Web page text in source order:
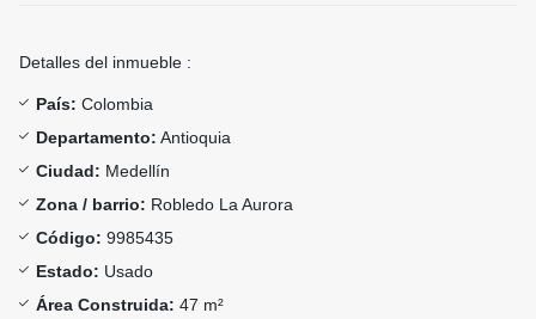
Detalles del inmueble :
País: Colombia
Departamento: Antioquia
Ciudad: Medellín
Zona / barrio: Robledo La Aurora
Código: 9985435
Estado: Usado
Área Construida: 47 m²